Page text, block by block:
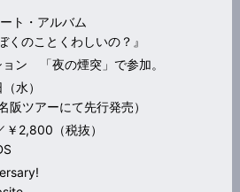
ト・アルバム
くのことくわしいの？』
ン 「夜の煙突」で参加。
水）
阪ツアーにて先行発売）
2,800（税抜）